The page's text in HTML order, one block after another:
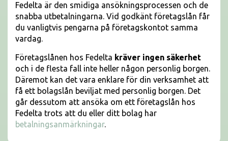
Fedelta är den smidiga ansökningsprocessen och de
snabba utbetalningarna. Vid godkänt företagslån får
du vanligtvis pengarna på företagskontot samma
vardag.
Företagslånen hos Fedelta kräver ingen säkerhet
och i de flesta fall inte heller någon personlig borgen.
Däremot kan det vara enklare för din verksamhet att
få ett bolagslån beviljat med personlig borgen. Det
går dessutom att ansöka om ett företagslån hos
Fedelta trots att du eller ditt bolag har
betalningsanmärkningar.